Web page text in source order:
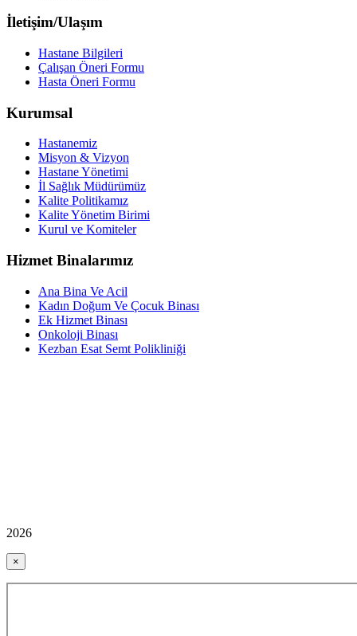
İletişim/Ulaşım
Hastane Bilgileri
Çalışan Öneri Formu
Hasta Öneri Formu
Kurumsal
Hastanemiz
Misyon & Vizyon
Hastane Yönetimi
İl Sağlık Müdürümüz
Kalite Politikamız
Kalite Yönetim Birimi
Kurul ve Komiteler
Hizmet Binalarımız
Ana Bina Ve Acil
Kadın Doğum Ve Çocuk Binası
Ek Hizmet Binası
Onkoloji Binası
Kezban Esat Semt Polikliniği
2026
×